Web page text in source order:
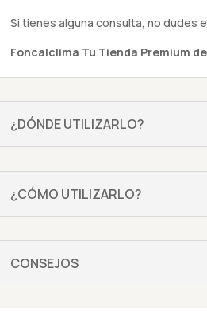
Si tienes algunaconsulta, no dudes
Foncalclima Tu Tienda Premium
¿DÓNDE UTILIZARLO?
¿CÓMO UTILIZARLO?
CONSEJOS